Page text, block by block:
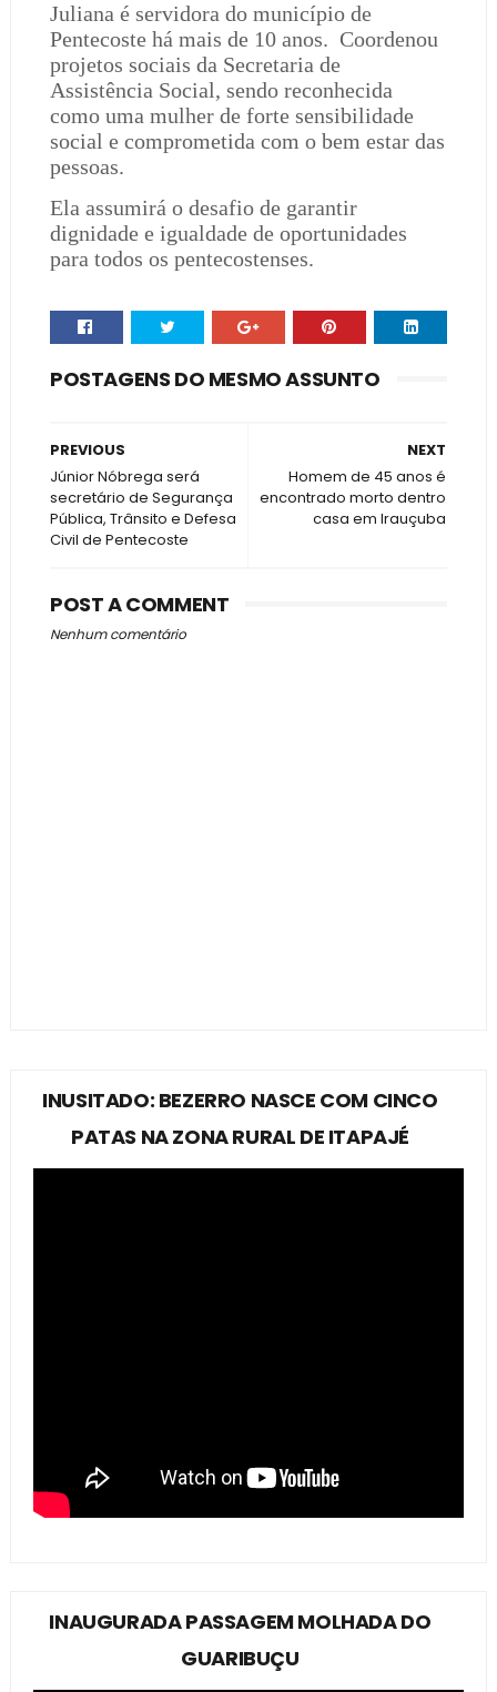
Juliana é servidora do município de
Pentecoste há mais de 10 anos. Coordenou
projetos sociais da Secretaria de
Assistência Social, sendo reconhecida
como uma mulher de forte sensibilidade
social e comprometida com o bem estar das
pessoas.
Ela assumirá o desafio de garantir
dignidade e igualdade de oportunidades
para todos os pentecostenses.
POSTAGENS DO MESMO ASSUNTO
NEXT
Homem de 45 anos é
encontrado morto dentro
casa em Irauçuba
PREVIOUS
Júnior Nóbrega será
secretário de Segurança
Pública, Trânsito e Defesa
Civil de Pentecoste
POST A COMMENT
Nenhum comentário
INUSITADO: BEZERRO NASCE COM CINCO
PATAS NA ZONA RURAL DE ITAPAJÉ
INAUGURADA PASSAGEM MOLHADA DO
GUARIBUÇU